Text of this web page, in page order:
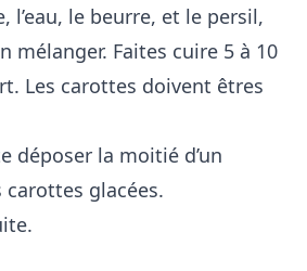
l’eau, le beurre, et le persil,
mélanger. Faites cuire 5 à 10
Les carottes doivent êtres
déposer la moitié d’un
carottes glacées.